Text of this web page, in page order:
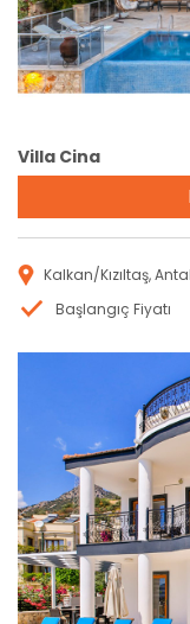
Villa Cina
Kalkan/Kızıltaş,
Başlangıç Fiyatı